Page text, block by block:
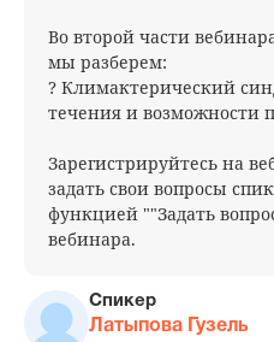
Во второй части
мы разберем:
? Климактерический
течения и возможности
Зарегистрируйтесь на
задать свои вопросы
функцией ""Задать
вебинара.
Спикер
Латыпова Гузель